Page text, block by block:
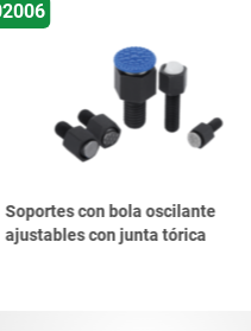
02007
Soportes con bola oscilante
ajustables con junta tórica e